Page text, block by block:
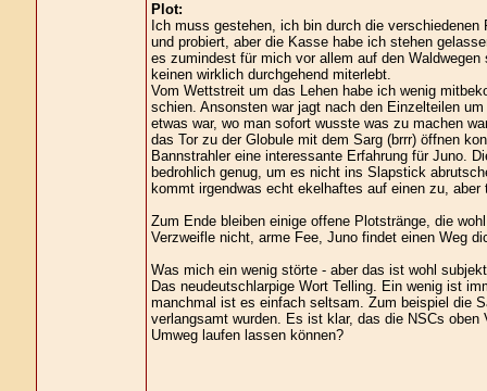
Plot:
Ich muss gestehen, ich bin durch die
und probiert, aber die Kasse habe ich stehen
es zumindest für mich vor allem auf den
keinen wirklich durchgehend miterlebt.
Vom Wettstreit um das Lehen habe ich wenig
schien. Ansonsten war jagt nach den Einzelteilen
etwas war, wo man sofort wusste was zu machen
das Tor zu der Globule mit dem Sarg (brrr) öffnen
Bannstrahler eine interessante Erfahrung für Juno.
bedrohlich genug, um es nicht ins Slapstick
kommt irgendwas echt ekelhaftes auf einen zu,
Zum Ende bleiben einige offene Plotstränge, die
Verzweifle nicht, arme Fee, Juno findet einen Weg
Was mich ein wenig störte - aber das ist wohl
Das neudeutschlarpige Wort Telling. Ein wenig ist
manchmal ist es einfach seltsam. Zum beispiel die
verlangsamt wurden. Es ist klar, das die NSCs
Umweg laufen lassen können?